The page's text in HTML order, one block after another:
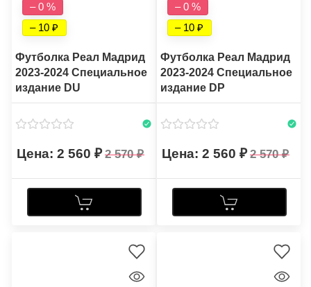
– 0 %
– 10
Футболка Реал Мадрид
2023-2024 Специальное
издание DU
2 560 2 570
– 0 %
– 10
Футболка Реал Мадрид
2023-2024 Специальное
издание DP
2 560 2 570